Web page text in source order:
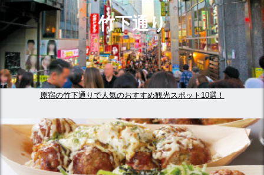
竹下通り
原宿の竹下通りで人気のおすすめ観光スポット10選！